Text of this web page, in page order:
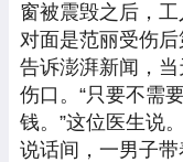
窗被震毁之后，工
对面是范丽受伤
告诉澎湃新闻，
伤口。“只要不需
钱。”这位医生说。
说话间，一男子